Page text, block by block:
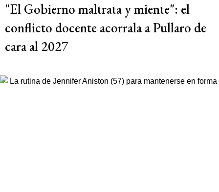
"El Gobierno maltrata y miente": el
conflicto docente acorrala a Pullaro de
cara al 2027